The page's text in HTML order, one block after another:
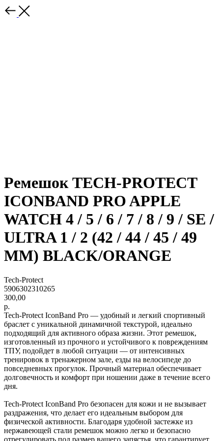
Ремешок TECH-PROTECT
ICONBAND PRO APPLE
WATCH 4 / 5 / 6 / 7 / 8 / 9 / SE /
ULTRA 1 / 2 (42 / 44 / 45 / 49
MM) BLACK/ORANGE
Tech-Protect
5906302310265
300,00
р.
Tech-Protect IconBand Pro — удобный и легкий спортивный
браслет с уникальной динамичной текстурой, идеально
подходящий для активного образа жизни. Этот ремешок,
изготовленный из прочного и устойчивого к повреждениям
ТПУ, подойдет в любой ситуации — от интенсивных
тренировок в тренажерном зале, езды на велосипеде до
повседневных прогулок. Прочный материал обеспечивает
долговечность и комфорт при ношении даже в течение всего
дня.
Tech-Protect IconBand Pro безопасен для кожи и не вызывает
раздражения, что делает его идеальным выбором для
физической активности. Благодаря удобной застежке из
нержавеющей стали ремешок можно легко и безопасно
отрегулировать под размер вашего запястья, что гарантирует,